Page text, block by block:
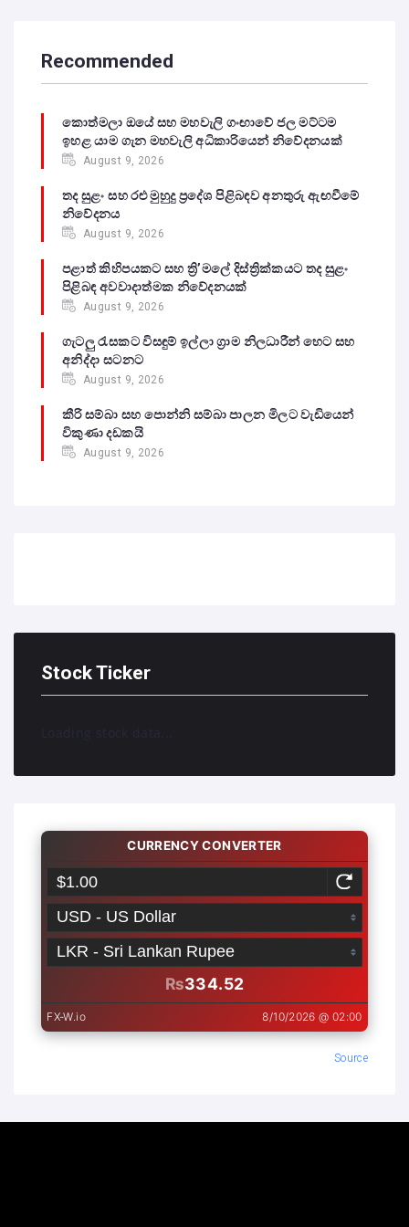
Recommended
කොත්මලා ඔයේ සහ මහවැලි ගංඟාවේ ජල මට්ටම
ඉහළ යාම ගැන මහවැලි අධිකාරියෙන් නිවේදනයක්
August 9, 2026
තද සුළං සහ රළු මුහුදු ප්‍රදේශ පිළිබඳව අනතුරු ඇඟවීමේ
නිවේදනය
August 9, 2026
පළාත් කිහිපයකට සහ ත්‍රි’මලේ දිස්ත්‍රික්කයට තද සුළං
පිළිබඳ අවවාදාත්මක නිවේදනයක්
August 9, 2026
ගැටලු රැසකට විසඳුම් ඉල්ලා ග්‍රාම නිලධාරීන් හෙට සහ
අනිද්දා සටනට
August 9, 2026
කීරි සම්බා සහ පොන්නි සම්බා පාලන මිලට වැඩියෙන්
විකුණා දඩකයි
August 9, 2026
Stock Ticker
Loading stock data...
Source